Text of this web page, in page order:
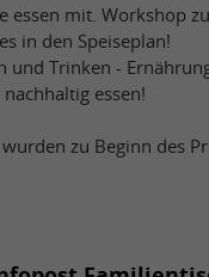
essen mit. Workshop
in den Speiseplan!
und Trinken -
essen!
zu Beginn des